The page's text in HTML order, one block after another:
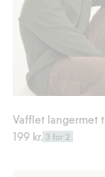
199 kr. 3 for 2